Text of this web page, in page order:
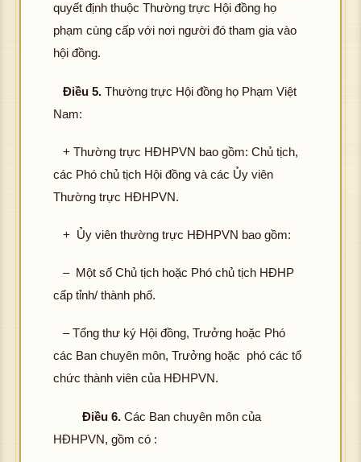
quyết định thuộc Thường trực Hội đồng họ
phạm cùng cấp với nơi người đó tham gia vào
hội đồng.
Điều 5.Thường trực Hội đồng họ Phạm Việt
Nam:
+ Thường trực HĐHPVN bao gồm: Chủ tịch,
các Phó chủ tịch Hội đồng và các Ủy viên
Thường trực HĐHPVN.
+ Ủy viên thường trực HĐHPVN bao gồm:
– Một số Chủ tịch hoặc Phó chủ tịch HĐHP
cấp tỉnh/ thành phố.
– Tổng thư ký Hội đồng, Trưởng hoặc Phó
các Ban chuyên môn, Trưởng hoặc phó các tổ
chức thành viên của HĐHPVN.
Điều 6. Các Ban chuyên môn của
HĐHPVN, gồm có :